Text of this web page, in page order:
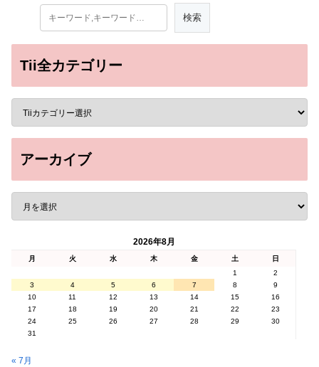
Tii全カテゴリー
アーカイブ
2026年8月
月 火 水 木 金 土
日
1
2
3
4 5 6 7 8
9
10
11 12 13 14 15
16
17
18 19 20 21 22
23
24
25 26 27 28 29
30
31
« 7月